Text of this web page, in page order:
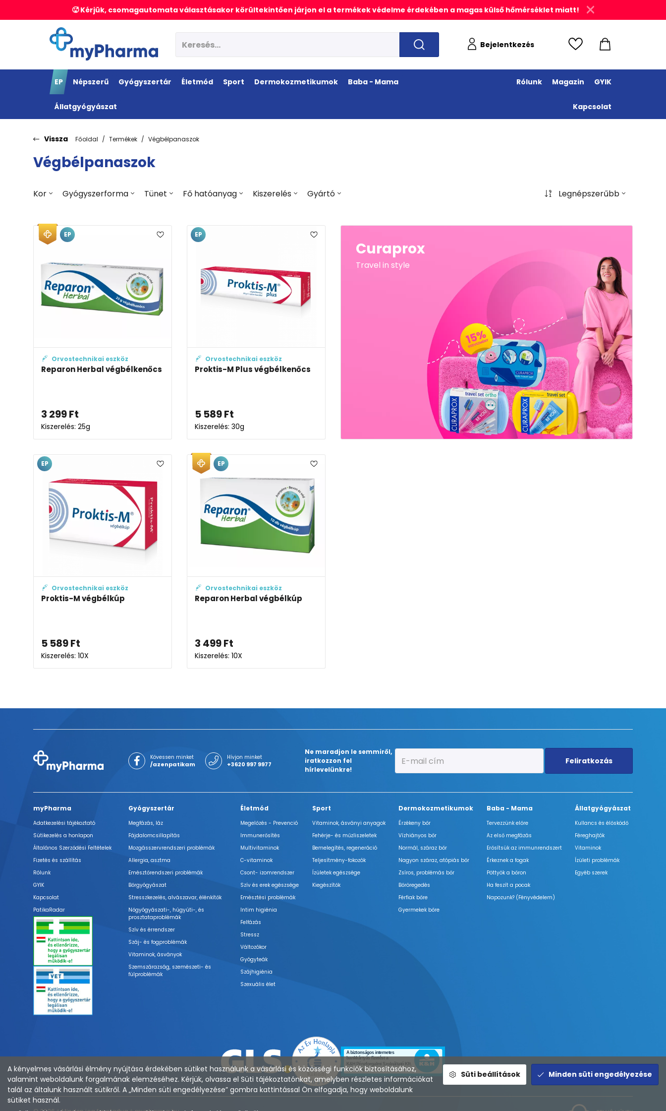
🥵 Kérjük, csomagautomata választásakor körültekintően járjon el a termékek védelme érdekében a magas külső hőmérséklet miatt!
Bejelentkezés
EP Népszerű Gyógyszertár Életmód Sport Dermokozmetikumok Baba - Mama
Állatgyógyászat
Rólunk Magazin GYIK
Kapcsolat
Vissza Főoldal Termékek Végbélpanaszok
Végbélpanaszok
Kor Gyógyszerforma Tünet Fő hatóanyag Kiszerelés Gyártó Legnépszerűbb
Orvostechnikai eszköz
Reparon Herbal végbélkenőcs
3 299Ft
Kiszerelés: 25g
EP
Orvostechnikai eszköz
Proktis-M Plus végbélkenőcs
5 589Ft
Kiszerelés: 30g
EP
Curaprox
Travel in style
Orvostechnikai eszköz
Proktis-M végbélkúp
5 589Ft
Kiszerelés: 10X
EP
Orvostechnikai eszköz
Reparon Herbal végbélkúp
3 499Ft
Kiszerelés: 10X
EP
Kövessen minket
/azenpatikam
Hívjon minket
+3620 997 9977
Ne maradjon le semmiről,
iratkozzon fel
hírlevelünkre!
Feliratkozás
myPharma
Adatkezelési tájékoztató
Sütikezelés a honlapon
Általános Szerződési Feltételek
Fizetés és szállítás
Rólunk
GYIK
Kapcsolat
PatikaRadar
Gyógyszertár
Megfázás, láz
Fájdalomcsillapítás
Mozgásszervrendszeri problémák
Allergia, asztma
Emésztőrendszeri problémák
Bőrgyógyászat
Stresszkezelés, alvászavar, élénkítők
Nőgyógyászati-, húgyúti-, és
prosztataproblémák
Szív és érrendszer
Száj- és fogproblémák
Vitaminok, ásványok
Szemszárazság, szemészeti- és
fülproblémák
Életmód
Megelőzés - Prevenció
Immunerősítés
Multivitaminok
C-vitaminok
Csont- izomrendszer
Szív és erek egészsége
Emésztési problémák
Intim higiénia
Felfázás
Stressz
Változókor
Gyógyteák
Szájhigiénia
Szexuális élet
Sport
Vitaminok, ásványi anyagok
Fehérje- és műzliszeletek
Bemelegítés, regeneráció
Teljesítmény-fokozók
Ízületek egészsége
Kiegészítők
Dermokozmetikumok
Érzékeny bőr
Vízhiányos bőr
Normál, száraz bőr
Nagyon száraz, atópiás bőr
Zsíros, problémás bőr
Bőröregedés
Férfiak bőre
Gyermekek bőre
Baba - Mama
Tervezzünk előre
Az első megfázás
Erősítsük az immunrendszert
Érkeznek a fogak
Pöttyök a bőron
Ha feszít a pocak
Napozunk? (Fényvédelem)
Állatgyógyászat
Kullancs és élősködő
Féreghajtók
Vitaminok
Ízületi problémák
Egyéb szerek
Süti beállítások Minden süti engedélyezése
A kényelmes vásárlási élmény nyújtása érdekében sütiket használunk a vásárlási és közösségi funkciók biztosításához,
valamint weboldalunk forgalmának elemzéséhez. Kérjük, olvassa el Süti tájékoztatónkat, amelyben részletes információkat
talál az általunk használt sütikről. A „Minden süti engedélyezése” gombra kattintással Ön elfogadja, hogy weboldalunk
sütiket használ.